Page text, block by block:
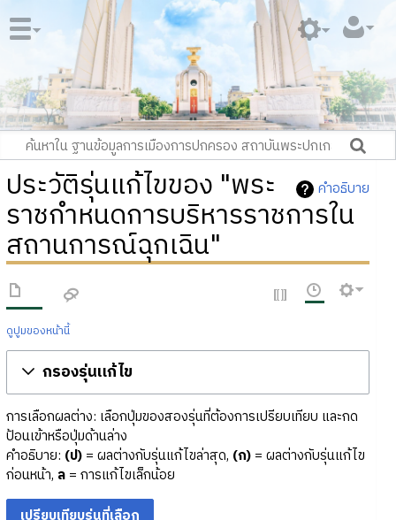
คำอธิบาย
ประวัติรุ่นแก้ไขของ "พระ
ราชกำหนดการบริหารราชการใน
สถานการณ์ฉุกเฉิน"
ดูปูมของหน้านี้
กรองรุ่นแก้ไข
การเลือกผลต่าง: เลือกปุ่มของสองรุ่นที่ต้องการเปรียบเทียบ และกด
ป้อนเข้าหรือปุ่มด้านล่าง
คำอธิบาย: (ป)= ผลต่างกับรุ่นแก้ไขล่าสุด, (ก)= ผลต่างกับรุ่นแก้ไข
ก่อนหน้า, ล= การแก้ไขเล็กน้อย